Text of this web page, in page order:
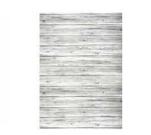
Lautakuvioinenkartonki
malleja